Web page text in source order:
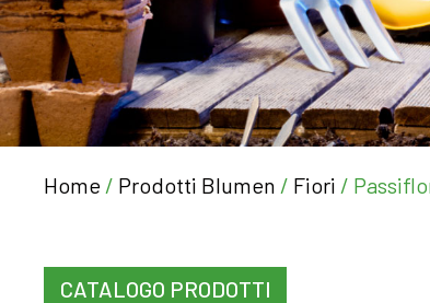
Home / Prodotti Blumen / Fiori /
CATALOGO PRODOTTI